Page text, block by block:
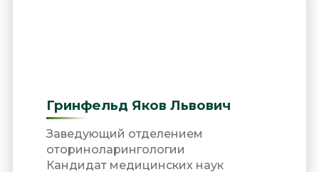
Гринфельд Яков Львович
Заведующий отделением
оториноларингологии
Кандидат медицинских наук